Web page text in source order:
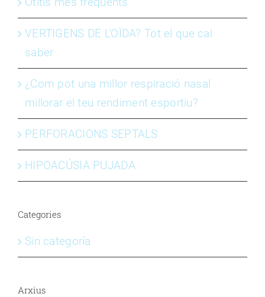
VERTIGENS DE L’OÏDA? Tot el que cal
saber
¿Com pot una millor respiració nasal
millorar el teu rendiment esportiu?
PERFORACIONS SEPTALS
HIPOACÚSIA PUJADA
Categories
Sin categoría
Arxius